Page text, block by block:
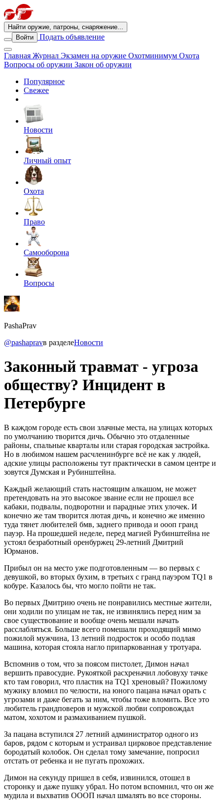
Найти оружие, патроны, снаряжение...
Войти
Подать объявление
Главная Журнал Экзамен на оружие Охотминимум Охота
Вопросы об оружии Закон об оружии
Популярное
Свежее
Новости
Личный опыт
Охота
Право
Самооборона
Вопросы
PashaPrav
@pashapravв разделеНовости
Законный травмат - угроза
обществу? Инцидент в
Петербурге
В каждом городе есть свои злачные места, на улицах которых
по умолчанию творится дичь. Обычно это отдаленные
районы, спальные кварталы или старая городская застройка.
Но в любимом нашем расчленинбурге всё не как у людей,
адские улицы расположены тут практически в самом центре и
зовутся Думская и Рубинштейна.
Каждый желающий стать настоящим алкашом, не может
претендовать на это высокое звание если не прошел все
кабаки, подвалы, подворотни и парадные этих улочек. И
конечно же там творится лютая дичь, и конечно же именно
туда тянет любителей бмв, заднего привода и оооп гранд
пауэр. На прошедшей неделе, перед магией Рубинштейна не
устоял безработный оренбуржец 29-летний Дмитрий
Юрманов.
Прибыл он на место уже подготовленным — во первых с
девушкой, во вторых бухим, в третьих с гранд пауэром TQ1 в
кобуре. Казалось бы, что могло пойти не так.
Во первых Дмитрию очень не понравились местные жители,
они ходили по улицам не так, не извинялись перед ним за
свое существование и вообще очень мешали начать
расслабляться. Больше всего помешали проходящий мимо
пожилой мужчина, 13 летний подросток и особо подлая
машина, которая стояла нагло припаркованная у тротуара.
Вспомнив о том, что за поясом пистолет, Димон начал
вершить правосудие. Рукояткой расхреначил лобовуху тачке
кто там говорил, что пластик на TQ1 хреновый? Пожилому
мужику вломил по челюсти, на юного пацана начал орать с
угрозами и даже бегать за ним, чтобы тоже вломить. Все это
любитель грандповеров и мужской любви сопровождал
матом, хохотом и размахиванием пушкой.
За пацана вступился 27 летний администратор одного из
баров, рядом с которым и устраивал цирковое представление
бородатый колобок. Он сделал тому замечание, попросил
отстать от ребенка и не пугать прохожих.
Димон на секунду пришел в себя, извинился, отошел в
сторонку и даже пушку убрал. Но потом вспомнил, что он же
мудила и выхватив ОООП начал шмалять во все стороны.